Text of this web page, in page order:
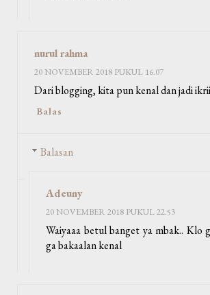
nurul rahma
20 NOVEMBER 2018 PUKUL 16.07
Dari blogging, kita pun kenal dan jadi
Balas
Balasan
Adeuny
20 NOVEMBER 2018 PUKUL 22.53
Waiyaaa betul banget ya mbak.. Klo
ga bakaalan kenal